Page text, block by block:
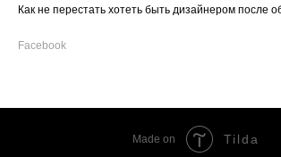
Как не перестать хотеть быть дизайнером после
Facebook
Made on Tilda